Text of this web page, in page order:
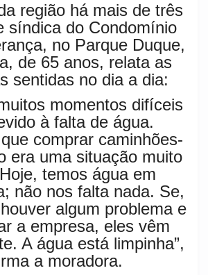
região há mais de três
síndica do Condomínio
no Parque Duque,
de 65 anos, relata as
sentidas no dia a dia:
momentos difíceis
à falta de água.
comprar caminhões-
era uma situação muito
temos água em
não nos falta nada. Se,
algum problema e
a empresa, eles vêm
A água está limpinha”,
a moradora.